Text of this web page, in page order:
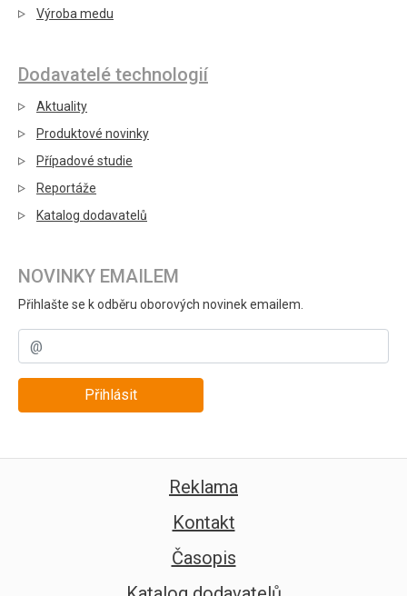
Výroba medu
Dodavatelé technologií
Aktuality
Produktové novinky
Případové studie
Reportáže
Katalog dodavatelů
NOVINKY EMAILEM
Přihlašte se k odběru oborových novinek emailem.
Přihlásit
Reklama
Kontakt
Časopis